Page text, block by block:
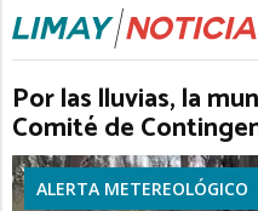
Por las lluvias, la
Comité de
ALERTA METEREOLÓGICO